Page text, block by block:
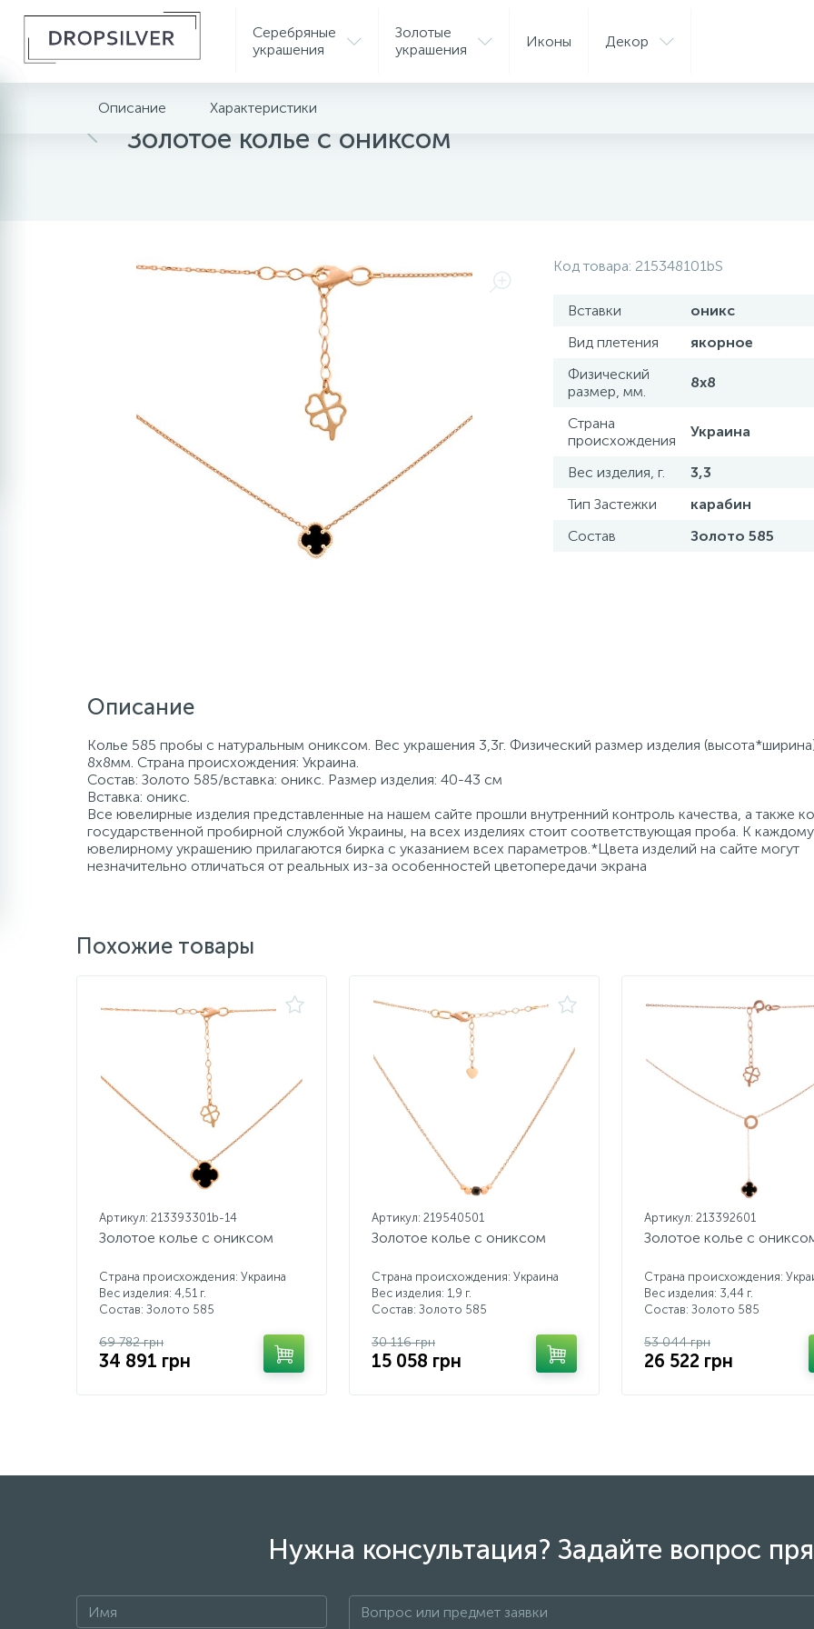
Серебряные
украшения
Золотые
украшения
Иконы Декор
Главная Золотые украшения
Золотое колье с ониксом
Описание Характеристики
Код товара: 215348101bS
Вставки
оникс
Вид плетения
якорное
Физический
размер, мм.
8x8
Страна
происхождения
Украина
Вес изделия, г.
3,3
Тип Застежки
карабин
Состав
Золото 585
Описание
Колье 585 пробы с натуральным ониксом. Вес украшения 3,3г. Физический размер изделия
8x8мм. Страна происхождения: Украина.
Состав: Золото 585/вставка: оникс. Размер изделия: 40-43 см
Вставка: оникс.
Все ювелирные изделия представленные на нашем сайте прошли внутренний контроль качества, а также
государственной пробирной службой Украины, на всех изделиях стоит соответствующая проба. К каждому
ювелирному украшению прилагаются бирка с указанием всех параметров.*Цвета изделий на сайте могут
незначительно отличаться от реальных из-за особенностей цветопередачи экрана
Похожие товары
Артикул: 213393301b-14
Золотое колье с ониксом
Страна происхождения: Украина
Вес изделия: 4,51 г.
Состав: Золото 585
69 782 грн
34 891 грн
Артикул: 219540501
Золотое колье с ониксом
Страна происхождения: Украина
Вес изделия: 1,9 г.
Состав: Золото 585
30 116 грн
15 058 грн
Артикул: 213392601
Золотое колье с
Страна происхождения:
Вес изделия: 3,44 г.
Состав: Золото 585
53 044 грн
26 522 грн
Нужна консультация? Задайте вопрос